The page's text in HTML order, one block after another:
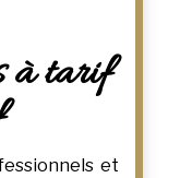
à tarif
et